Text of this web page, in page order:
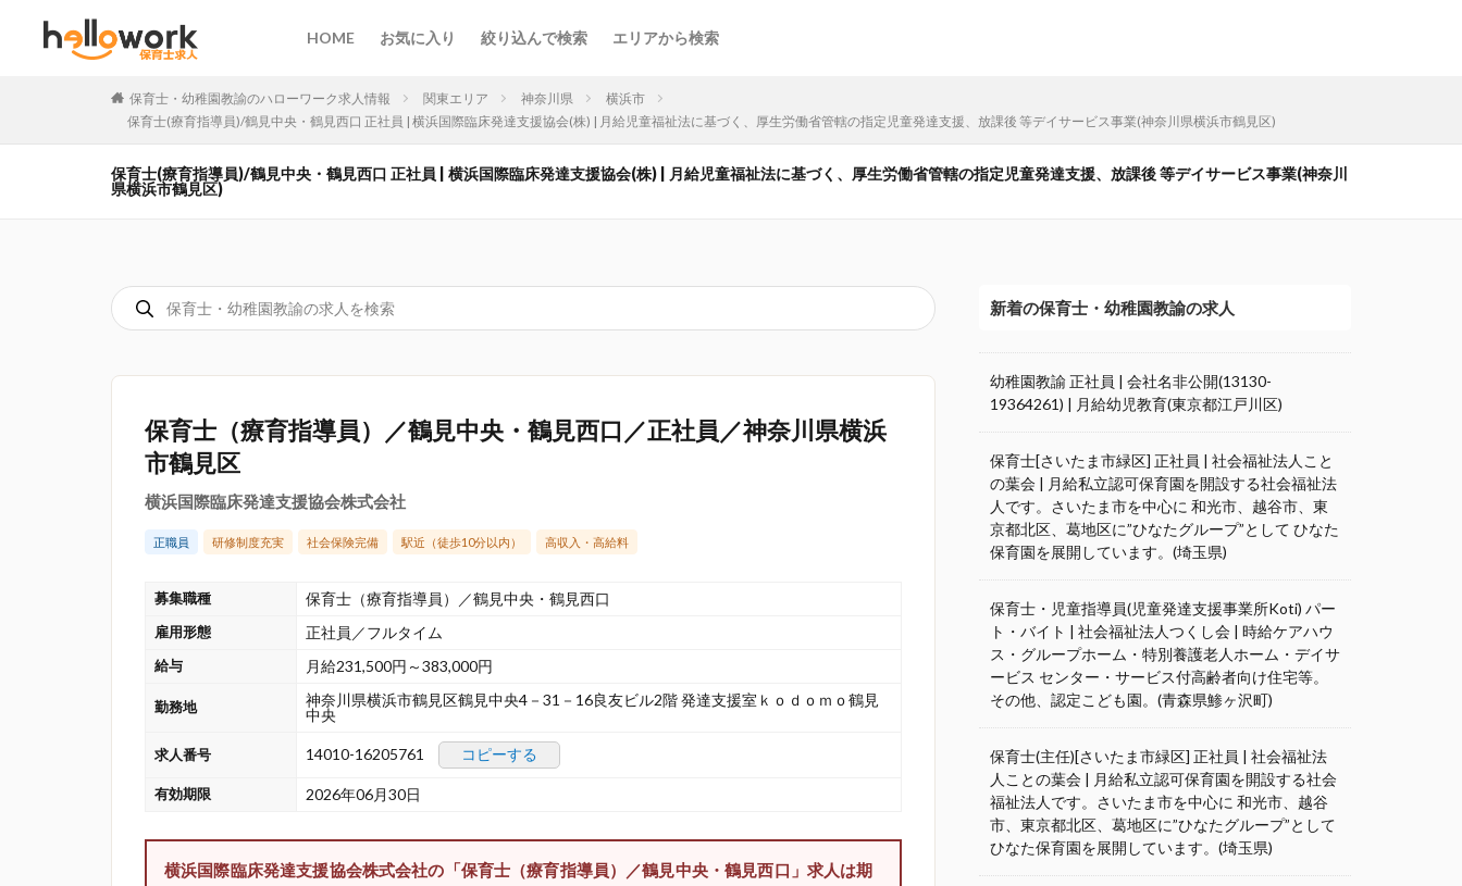
HOME お気に入り 絞り込んで検索 エリアから検索
保育士・幼稚園教諭のハローワーク求人情報 関東エリア 神奈川県
横浜市
保育士(療育指導員)/鶴見中央・鶴見西口 正社員 | 横浜国際臨床発達支援協会(株) | 月給児童福祉法に基づく、厚生労働省管轄の指定児童発達支援、放課後 等デイサービス事業(神奈川県横浜市鶴見区)
保育士(療育指導員)/鶴見中央・鶴見西口 正社員 | 横浜国際臨床発達支援協会(株) | 月給児童福祉法に基づく、厚生労働省管轄の指定児童発達支援、放課後 等デイサービス事業(神奈川
県横浜市鶴見区)
保育士（療育指導員）／鶴見中央・鶴見西口／正社員／神奈川県横浜
市鶴見区
横浜国際臨床発達支援協会株式会社
正職員 研修制度充実 社会保険完備 駅近（徒歩10分以内） 高収入・高給料
募集職種 保育士（療育指導員）／鶴見中央・鶴見西口
雇用形態 正社員／フルタイム
給与 月給231,500円～383,000円
勤務地
神奈川県横浜市鶴見区鶴見中央4－31－16良友ビル2階 発達支援室ｋｏｄｏｍｏ鶴見
中央
求人番号 14010-16205761 コピーする
有効期限 2026年06月30日
横浜国際臨床発達支援協会株式会社の「保育士（療育指導員）／鶴見中央・鶴見西口」求人は期
新着の保育士・幼稚園教諭の求人
幼稚園教諭 正社員 | 会社名非公開(13130-
19364261) | 月給幼児教育(東京都江戸川区)
保育士[さいたま市緑区] 正社員 | 社会福祉法人こと
の葉会 | 月給私立認可保育園を開設する社会福祉法
人です。さいたま市を中心に 和光市、越谷市、東
京都北区、葛地区に”ひなたグループ”として ひなた
保育園を展開しています。(埼玉県)
保育士・児童指導員(児童発達支援事業所Koti) パー
ト・バイト | 社会福祉法人つくし会 | 時給ケアハウ
ス・グループホーム・特別養護老人ホーム・デイサ
ービス センター・サービス付高齢者向け住宅等。
その他、認定こども園。(青森県鯵ヶ沢町)
保育士(主任)[さいたま市緑区] 正社員 | 社会福祉法
人ことの葉会 | 月給私立認可保育園を開設する社会
福祉法人です。さいたま市を中心に 和光市、越谷
市、東京都北区、葛地区に”ひなたグループ”として
ひなた保育園を展開しています。(埼玉県)